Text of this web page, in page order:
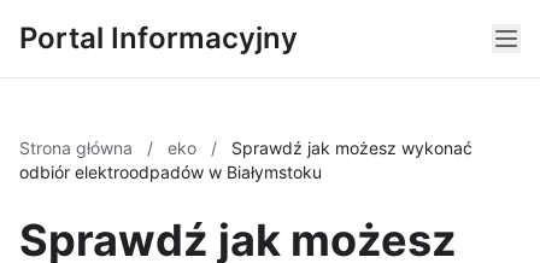
Portal Informacyjny
Strona główna / eko /
Sprawdź jak możesz wykonać
odbiór elektroodpadów w Białymstoku
Sprawdź jak możesz